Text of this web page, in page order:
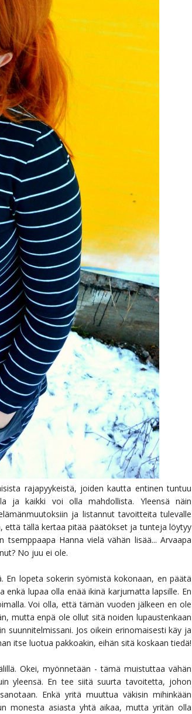
rajapyykeistä, joiden kautta entinen tuntuu
ja kaikki voi olla mahdollista. Yleensä näin
ja listannut tavoitteita tulevalle
että tällä kertaa pitää päätökset ja tunteja löytyy
Hanna vielä vähän lisää... Arvaapa
No juu ei ole.
lopeta sokerin syömistä kokonaan, en päätä
lupaa olla enää ikinä karjumatta lapsille. En
Voi olla, että tämän vuoden jälkeen en ole
mutta enpä ole ollut sitä noiden lupaustenkaan
suunnitelmissani. Jos oikein erinomaisesti käy ja
itse luotua pakkoakin, eihän sitä koskaan tiedä!
Okei, myönnetään - tämä muistuttaa vähän
yleensä. En tee siitä suurta tavoitetta, johon
Enkä yritä muuttua väkisin mihinkään
monesta asiasta yhtä aikaa, mutta yritän olla